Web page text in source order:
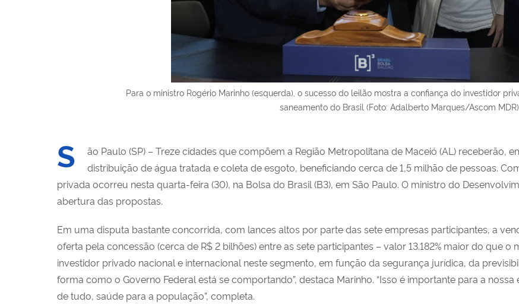
Para o ministro Rogério Marinho (esquerda), o sucesso do leilão mostra a confiança do investidor
saneamento do Brasil (Foto: Adalberto Marques/Ascom MDR)
S
ão Paulo (SP) – Treze cidades que compõem a Região Metropolitana de Maceió (AL) receberão,
distribuição de água tratada e coleta de esgoto, beneficiando cerca de 1,5 milhão de pessoas.
privada ocorreu nesta quarta-feira (30), na Bolsa do Brasil (B3), em São Paulo. O ministro do
abertura das propostas.
Em uma disputa bastante concorrida, com lances altos por parte das sete empresas participantes, a
oferta pela concessão (cerca de R$ 2 bilhões) entre as sete participantes – valor 13.182% maior do que
investidor privado nacional e internacional neste segmento, em função da segurança jurídica, da
forma como o Governo Federal está se comportando”, destaca Marinho. “Isso é importante para a
de tudo, saúde para a população”, completa.